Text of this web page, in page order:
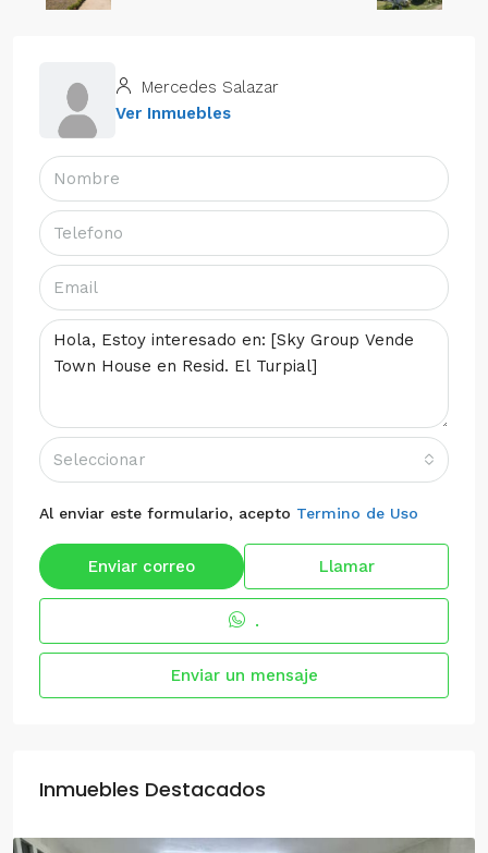
Mercedes Salazar
Ver Inmuebles
Seleccionar
Al enviar este formulario, acepto Termino de Uso
Enviar correo Llamar
.
Enviar un mensaje
Inmuebles Destacados